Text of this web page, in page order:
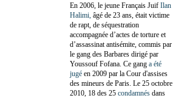
En 2006, le jeune Français Juif Ilan
Halimi, âgé de 23 ans, était victime
de rapt, de séquestration
accompagnée d’actes de torture et
d’assassinat antisémite, commis par
le gang des Barbares dirigé par
Youssouf Fofana. Ce gang a été
jugé en 2009 par la Cour d'assises
des mineurs de Paris. Le 25 octobre
2010, 18 des 25 condamnés dans